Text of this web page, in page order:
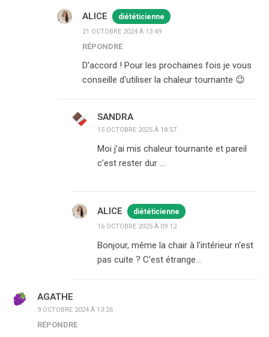
ALICE diététicienne
21 OCTOBRE 2024 À 13:49
RÉPONDRE
D'accord ! Pour les prochaines fois je vous
conseille d'utiliser la chaleur tournante 😉
SANDRA
15 OCTOBRE 2025 À 18:57
Moi j’ai mis chaleur tournante et pareil
c’est rester dur …
ALICE diététicienne
16 OCTOBRE 2025 À 09:12
Bonjour, même la chair à l'intérieur n'est
pas cuite ? C'est étrange…
AGATHE
9 OCTOBRE 2024 À 13:26
RÉPONDRE